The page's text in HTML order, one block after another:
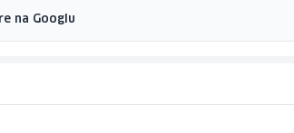
na Googlu